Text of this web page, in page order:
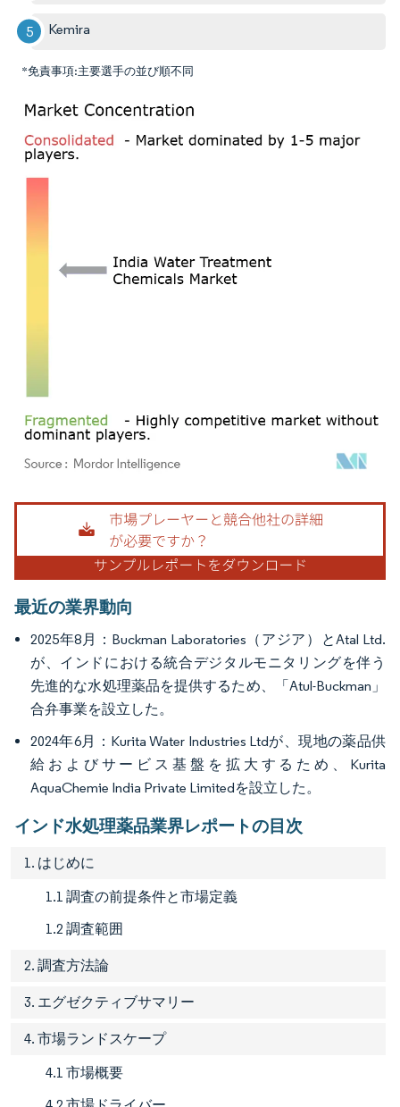
Kemira
*免責事項:主要選手の並び順不同
画像 © Mordor Intelligence。再利用にはCC BY 4.0の表示が必要です。
最近の業界動向
2025年8月：Buckman Laboratories（アジア）とAtal Ltd.
が、インドにおける統合デジタルモニタリングを伴う
先進的な水処理薬品を提供するため、「Atul-Buckman」
合弁事業を設立した。
2024年6月：Kurita Water Industries Ltdが、現地の薬品供
給およびサービス基盤を拡大するため、Kurita
AquaChemie India Private Limitedを設立した。
インド水処理薬品業界レポートの目次
1. はじめに
1.1 調査の前提条件と市場定義
1.2 調査範囲
2. 調査方法論
3. エグゼクティブサマリー
4. 市場ランドスケープ
4.1 市場概要